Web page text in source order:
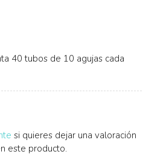
40 tubos de 10 agujas cada
si quieres dejar una valoración
este producto.